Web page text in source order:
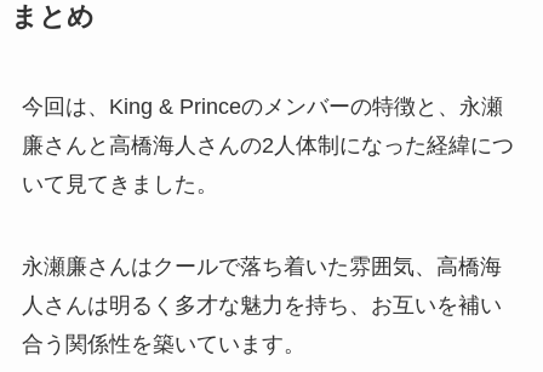
まとめ
今回は、King & Princeのメンバーの特徴と、永瀬
廉さんと高橋海人さんの2人体制になった経緯につ
いて見てきました。
永瀬廉さんはクールで落ち着いた雰囲気、高橋海
人さんは明るく多才な魅力を持ち、お互いを補い
合う関係性を築いています。